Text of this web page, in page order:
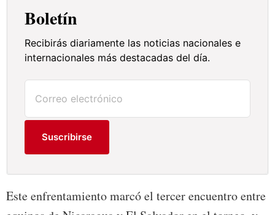
Boletín
Recibirás diariamente las noticias nacionales e
internacionales más destacadas del día.
Suscribirse
Este enfrentamiento marcó el tercer encuentro entre